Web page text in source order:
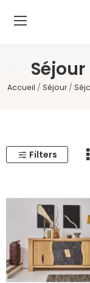
Accueil Séjour
Filters